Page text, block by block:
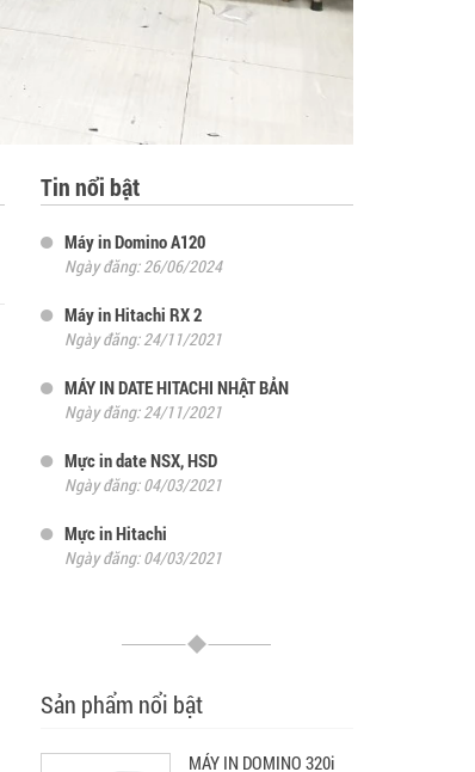
Tin nổi bật
Máy in Domino A120
Ngày đăng: 26/06/2024
Máy in Hitachi RX 2
Ngày đăng: 24/11/2021
MÁY IN DATE HITACHI NHẬT BẢN
Ngày đăng: 24/11/2021
Mực in date NSX, HSD
Ngày đăng: 04/03/2021
Mực in Hitachi
Ngày đăng: 04/03/2021
Sản phẩm nổi bật
MÁY IN DOMINO 320i